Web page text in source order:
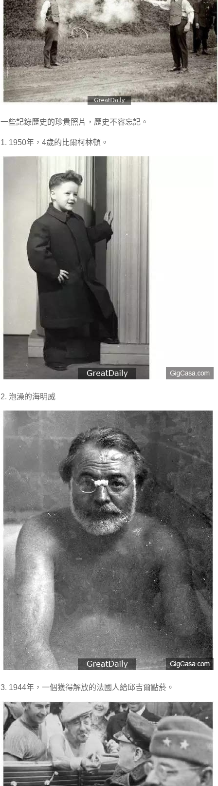
一些記錄歷史的珍貴照片，歷史不容忘記。
1. 1950年，4歲的比爾柯林頓。
2. 泡澡的海明威
3. 1944年，一個獲得解放的法國人給邱吉爾點菸。